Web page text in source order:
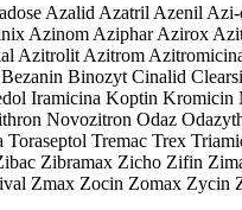
Azalid Azatril Azenil
Azinom Aziphar Azirox
Azitrom
Binozyt Cinalid
Iramicina Koptin
Novozitron Odaz
Tremac Trex
Zibramax Zicho Zifin
Zmax Zocin Zomax Zycin